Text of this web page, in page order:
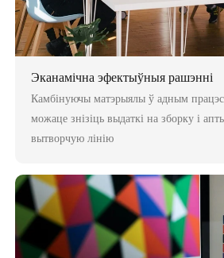
Эканамічна эфектыўныя рашэнні
Камбінуючы матэрыялы ў адным
можаце знізіць выдаткі на зборку і
вытворчую лінію